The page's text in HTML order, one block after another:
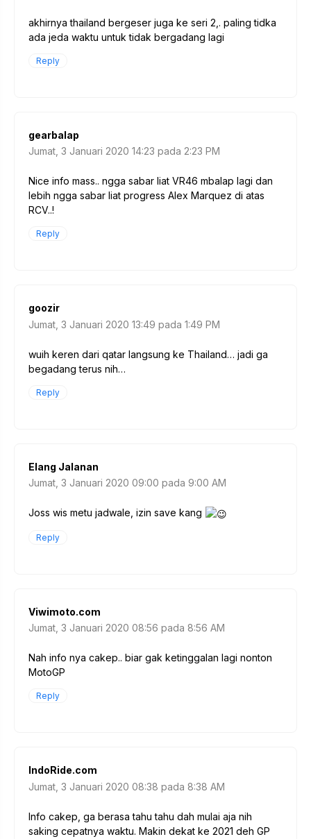
akhirnya thailand bergeser juga ke seri 2,. paling tidka
ada jeda waktu untuk tidak bergadang lagi
Reply
gearbalap
Jumat, 3 Januari 2020 14:23 pada 2:23 PM
Nice info mass.. ngga sabar liat VR46 mbalap lagi dan
lebih ngga sabar liat progress Alex Marquez di atas
RCV..!
Reply
goozir
Jumat, 3 Januari 2020 13:49 pada 1:49 PM
wuih keren dari qatar langsung ke Thailand… jadi ga
begadang terus nih…
Reply
Elang Jalanan
Jumat, 3 Januari 2020 09:00 pada 9:00 AM
Joss wis metu jadwale, izin save kang
Reply
Viwimoto.com
Jumat, 3 Januari 2020 08:56 pada 8:56 AM
Nah info nya cakep.. biar gak ketinggalan lagi nonton
MotoGP
Reply
IndoRide.com
Jumat, 3 Januari 2020 08:38 pada 8:38 AM
Info cakep, ga berasa tahu tahu dah mulai aja nih
saking cepatnya waktu. Makin dekat ke 2021 deh GP